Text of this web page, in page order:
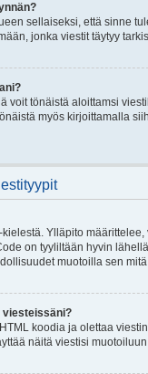
sellaiseksi, että sinne
jonka viestit täytyy
voit tönäistä aloittamsi
myös kirjoittamalla
Ylläpito
on tyyliltään hyvin
muotoilla sen
viesteissäni?
koodia ja olettaa
näitä viestisi